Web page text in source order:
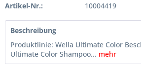
Artikel-Nr.: 10004419
Beschreibung
Produktlinie: Wella Ultimate Color
Ultimate Color Shampoo... mehr